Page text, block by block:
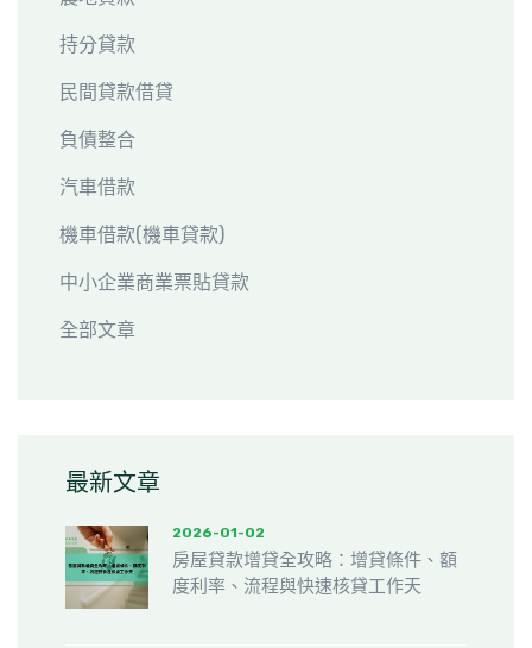
持分貸款
民間貸款借貸
負債整合
汽車借款
機車借款(機車貸款)
中小企業商業票貼貸款
全部文章
最新文章
2026-01-02
房屋貸款增貸全攻略：增貸條件、額
度利率、流程與快速核貸工作天